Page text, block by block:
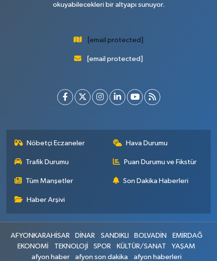
okuyabilecekleri bir altyapı sunuyor.
[email protected]
[email protected]
Nöbetçi Eczaneler Hava Durumu
Trafik Durumu Puan Durumu ve Fikstür
Tüm Manşetler Son Dakika Haberleri
Haber Arşivi
AFYONKARAHİSAR DİNAR SANDIKLI BOLVADİN
EMİRDAĞ
EKONOMİ
TEKNOLOJİ SPOR KÜLTÜR/SANAT
YAŞAM
afyon haber
afyon son dakika
afyon haberleri